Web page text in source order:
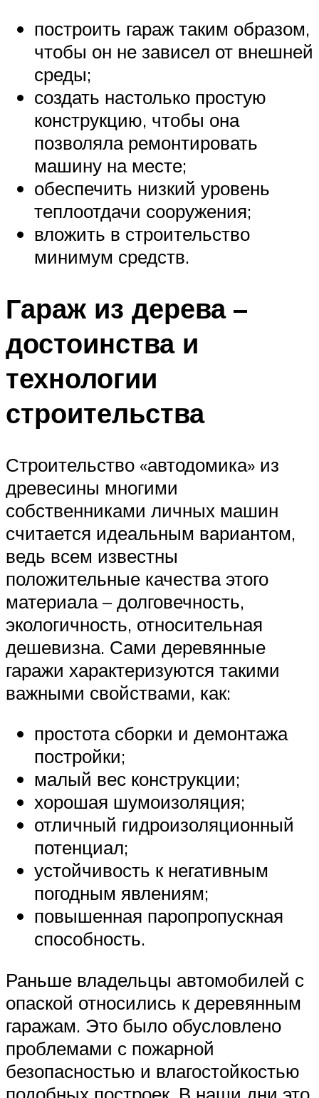
построить гараж таким образом,
чтобы он не зависел от внешней
среды;
создать настолько простую
конструкцию, чтобы она
позволяла ремонтировать
машину на месте;
обеспечить низкий уровень
теплоотдачи сооружения;
вложить в строительство
минимум средств.
Гараж из дерева –
достоинства и
технологии
строительства
Строительство «автодомика» из
древесины многими
собственниками личных машин
считается идеальным вариантом,
ведь всем известны
положительные качества этого
материала – долговечность,
экологичность, относительная
дешевизна. Сами деревянные
гаражи характеризуются такими
важными свойствами, как:
простота сборки и демонтажа
постройки;
малый вес конструкции;
хорошая шумоизоляция;
отличный гидроизоляционный
потенциал;
устойчивость к негативным
погодным явлениям;
повышенная паропропускная
способность.
Раньше владельцы автомобилей с
опаской относились к деревянным
гаражам. Это было обусловлено
проблемами с пожарной
безопасностью и влагостойкостью